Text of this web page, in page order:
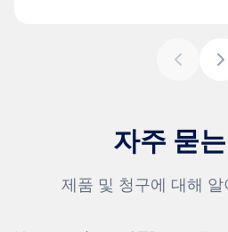
자주 묻
제품 및 청구에 대해